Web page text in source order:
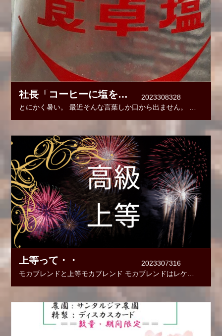
社長「コーヒーに塩を入れて飲む！」
2023308328
とにかく暑い。 最近そんな言葉しか口から出ません。 お買い物に行って近所の人と会っても
上等って・・
2023307316